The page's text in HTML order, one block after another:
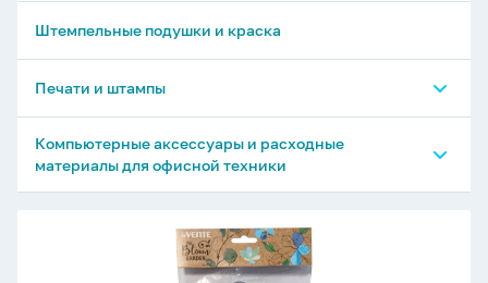
Штемпельные подушки и краска
Печати и штампы
Печати и штампы TRODAT
Печати и штампы GRM
Компьютерные аксессуары и расходные
материалы для офисной техники
Флеш-драйвы, подарочные
канц.принадлежностей